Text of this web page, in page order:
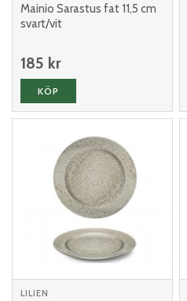
Mainio Sarastus fat 11,5 cm
svart/vit
185 kr
KÖP
LILIEN